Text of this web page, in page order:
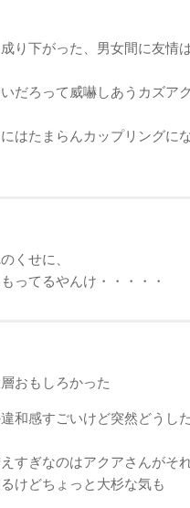
り下がった、男女間に友情
だろって威嚇しあうカズア
はたまらんカップリングに
くせに、
ってるやんけ・・・・・
おもしろかった
和感すごいけど突然どうし
すぎなのはアクアさんがそ
けどちょっと大杉な気も